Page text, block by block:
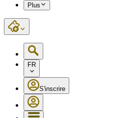
Plus
FR
S'inscrire